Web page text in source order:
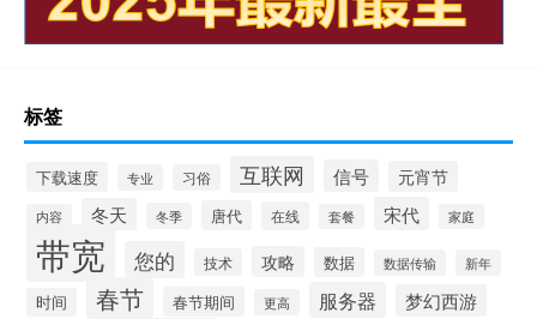
标签
下载速度 专业 习俗 互联网 信号 元宵节
内容 冬天 冬季 唐代 在线 套餐 宋代 家庭
带宽 您的 技术 攻略 数据 数据传输 新年
时间 春节 春节期间 更高 服务器 梦幻西游